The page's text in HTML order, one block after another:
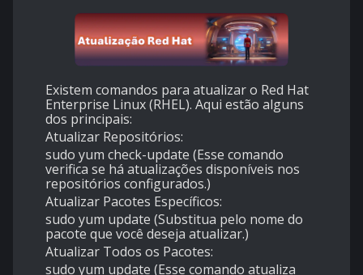
Existem comandos para atualizar o Red Hat
Enterprise Linux (RHEL). Aqui estão alguns
dos principais:
Atualizar Repositórios:
sudo yum check-update (Esse comando
verifica se há atualizações disponíveis nos
repositórios configurados.)
Atualizar Pacotes Específicos:
sudo yum update (Substitua pelo nome do
pacote que você deseja atualizar.)
Atualizar Todos os Pacotes:
sudo yum update (Esse comando atualiza